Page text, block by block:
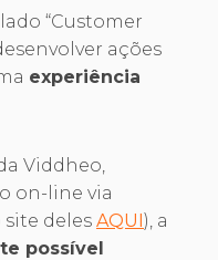
“Customer
ações
experiência
Viddheo,
on-line via
deles AQUI), a
possível